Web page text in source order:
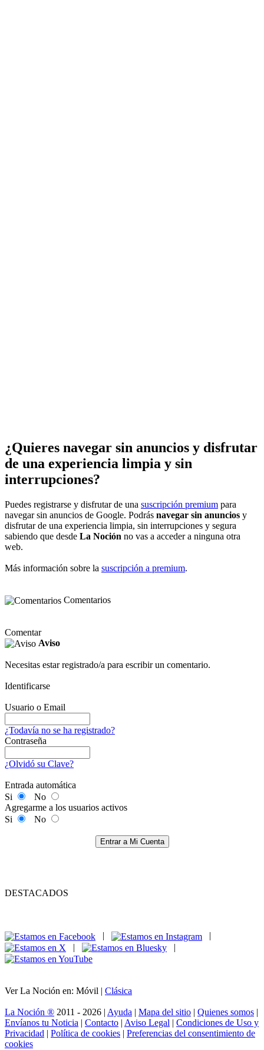
¿Quieres navegar sin anuncios y disfrutar
de una experiencia limpia y sin
interrupciones?
Puedes registrarse y disfrutar de una suscripción premium para
navegar sin anuncios de Google. Podrás navegar sin anuncios y
disfrutar de una experiencia limpia, sin interrupciones y segura
sabiendo que desde La Noción no vas a acceder a ninguna otra
web.
Más información sobre la suscripción a premium.
Comentarios
Comentar
Aviso
Necesitas estar registrado/a para escribir un comentario.
Identificarse
Usuario o Email
¿Todavía no se ha registrado?
Contraseña
¿Olvidó su Clave?
Entrada automática
Si
No
Agregarme a los usuarios activos
Si
No
Entrar a Mi Cuenta
DESTACADOS
|
|
Ver La Noción en: Móvil | Clásica
La Noción ® 2011 - 2026 | Ayuda | Mapa del sitio | Quienes somos |
Envíanos tu Noticia | Contacto | Aviso Legal | Condiciones de Uso y
Privacidad | Política de cookies | Preferencias del consentimiento de
cookies